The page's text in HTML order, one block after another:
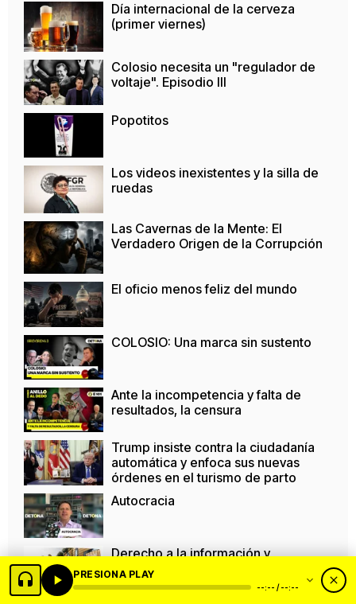
Día internacional de la cerveza
(primer viernes)
Colosio necesita un "regulador de
voltaje". Episodio III
Popotitos
Los videos inexistentes y la silla de
ruedas
Las Cavernas de la Mente: El
Verdadero Origen de la Corrupción
El oficio menos feliz del mundo
COLOSIO: Una marca sin sustento
Ante la incompetencia y falta de
resultados, la censura
Trump insiste contra la ciudadanía
automática y enfoca sus nuevas
órdenes en el turismo de parto
Autocracia
Derecho a la información y
usurpación de las audiencias
PRESIONA PLAY
--:-- / --:--